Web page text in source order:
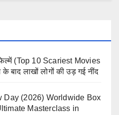
(Top 10 Scariest Movies
बाद लाखों लोगों की उड़ गई नींद
Day (2026) Worldwide Box
Masterclass in